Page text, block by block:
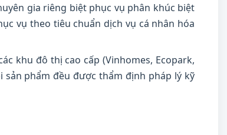
gia riêng biệt phục vụ phân khúc biệt
vụ theo tiêu chuẩn dịch vụ cá nhân hóa
khu đô thị cao cấp (Vinhomes, Ecopark,
sản phẩm đều được thẩm định pháp lý kỹ